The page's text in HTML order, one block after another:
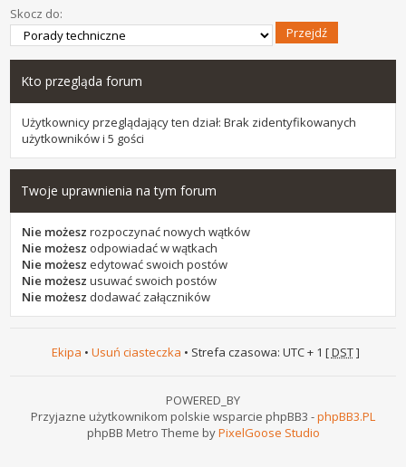
Skocz do:
Kto przegląda forum
Użytkownicy przeglądający ten dział: Brak zidentyfikowanych
użytkowników i 5 gości
Twoje uprawnienia na tym forum
Nie możesz rozpoczynać nowych wątków
Nie możesz odpowiadać w wątkach
Nie możesz edytować swoich postów
Nie możesz usuwać swoich postów
Nie możesz dodawać załączników
Ekipa • Usuń ciasteczka • Strefa czasowa: UTC + 1 [DST]
POWERED_BY
Przyjazne użytkownikom polskie wsparcie phpBB3 -phpBB3.PL
phpBB Metro Theme byPixelGoose Studio